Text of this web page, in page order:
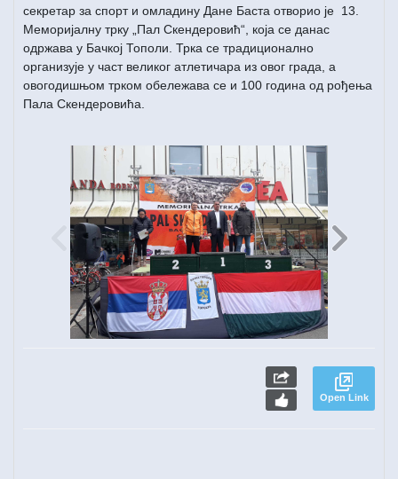
секретар за спорт и омладину Дане Баста отворио је 13.
Меморијалну трку „Пал Скендеровић“, која се данас
одржава у Бачкој Тополи. Трка се традиционално
организује у част великог атлетичара из овог града, а
овогодишњом трком обележава се и 100 година од рођења
Пала Скендеровића.
Open Link